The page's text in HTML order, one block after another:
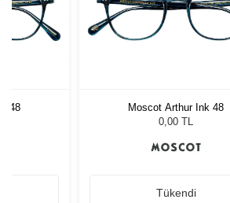
48
Moscot Arthur Ink 48
0,00 TL
Tükendi